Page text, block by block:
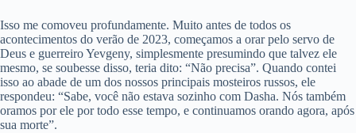
Isso me comoveu profundamente. Muito antes de todos os
acontecimentos do verão de 2023, começamos a orar pelo servo de
Deus e guerreiro Yevgeny, simplesmente presumindo que talvez ele
mesmo, se soubesse disso, teria dito: “Não precisa”. Quando contei
isso ao abade de um dos nossos principais mosteiros russos, ele
respondeu: “Sabe, você não estava sozinho com Dasha. Nós também
oramos por ele por todo esse tempo, e continuamos orando agora, após
sua morte”.